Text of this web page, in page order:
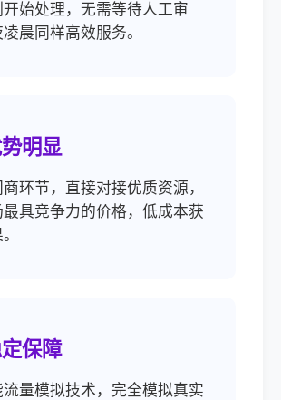
开始处理，无需等待人工审
晨同样高效服务。
明显
环节，直接对接优质资源，
具竞争力的价格，低成本获
保障
流量模拟技术，完全模拟真实